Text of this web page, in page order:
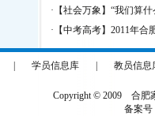
· 【社会万象】“我们算
· 【中考高考】2011年
学员信息库 教员信息
Copyright © 2009 合肥
备案号